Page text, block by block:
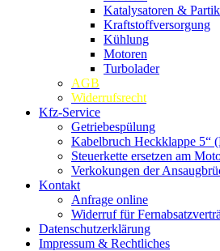
Katalysatoren &
Kraftstoffversorgung
Kühlung
Motoren
Turbolader
AGB
Widerrufsrecht
Kfz-Service
Getriebespülung
Kabelbruch Heckklappe 5“
Steuerkette ersetzen am
Verkokungen der
Kontakt
Anfrage online
Widerruf für
Datenschutzerklärung
Impressum & Rechtliches